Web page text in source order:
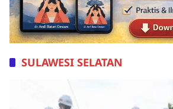
SULAWESI SELATAN